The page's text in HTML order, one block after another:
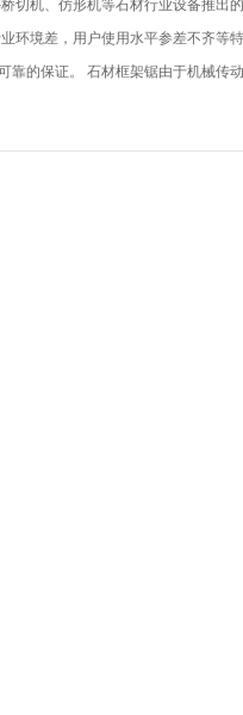
环境差，用户使用水平参差不齐等特
靠的保证。 石材框架锯由于机械传
能，还提高了效率。